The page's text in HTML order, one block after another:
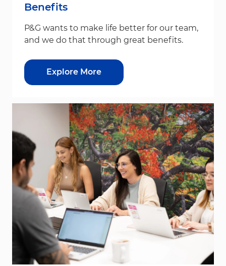
Benefits
P&G wants to make life better for our team,
and we do that through great benefits.
Explore More